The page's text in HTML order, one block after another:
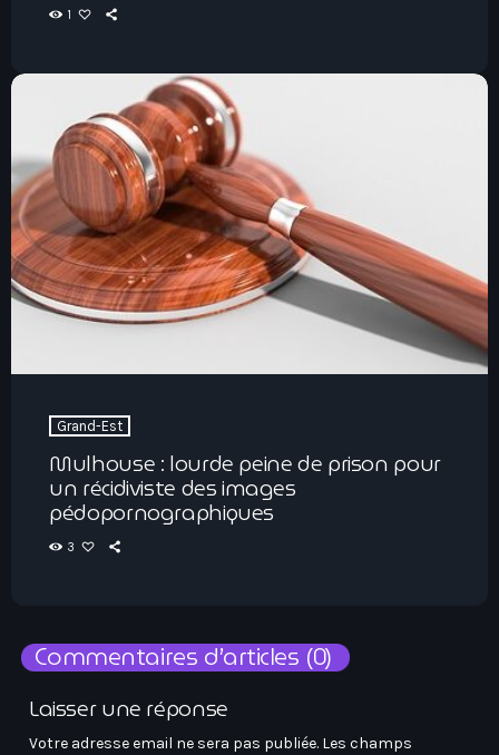
1
Grand-Est
Mulhouse : lourde peine de prison pour
un récidiviste des images
pédopornographiques
3
Commentaires d’articles (0)
Laisser une réponse
Votre adresse email ne sera pas publiée. Les champs